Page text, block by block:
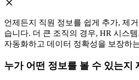
언제든지 직원 정보를 쉽게 추가, 제
습니다. 더 큰 조직의 경우, HR 시스
자동화하고 데이터 정확성을 보장하
누가 어떤 정보를 볼 수 있는지